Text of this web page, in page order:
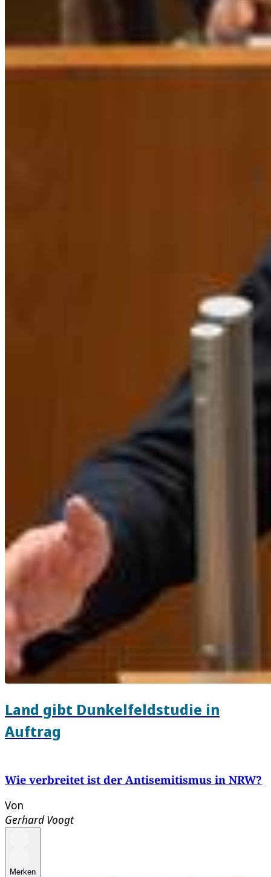
Land gibt Dunkelfeldstudie in
Auftrag
Wie verbreitet ist der Antisemitismus in NRW?
Von
Gerhard Voogt
Merken